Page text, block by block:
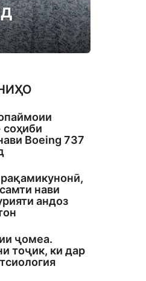
Boeing 737
нави
андоз
ҷомеа.
тоҷик, ки дар